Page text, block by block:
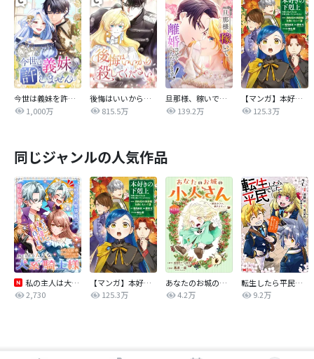
今世は義妹を許しません
1,000万
後悔はいいから殺してください
815.5万
旦那様、稼いで離婚させていただきます！
139.2万
【マンガ】本好きの下剋上 第四部
125.3万
同じジャンルの人気作品
私の主人は大きな犬系騎士様
2,730
【マンガ】本好きの下剋上 第四部
125.3万
あなたのお城の小人さん ～御飯下さい、働きますっ～（コミック）【分冊版】
4.2万
転生したら平民でした。～生活水準に耐えられないので貴族を目指します～（コミック）
9.2万